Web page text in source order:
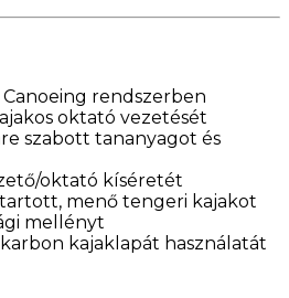
rendszerben
oktató vezetését
szabott tananyagot és
oktató kíséretét
menő tengeri kajakot
mellényt
kajaklapát használatát